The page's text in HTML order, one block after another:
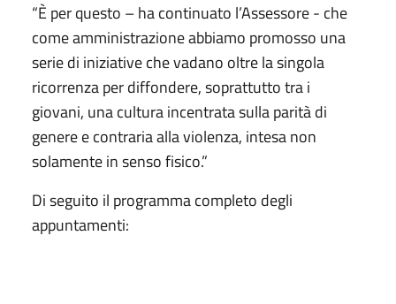
“È per questo – ha continuato l’Assessore - che
come amministrazione abbiamo promosso una
serie di iniziative che vadano oltre la singola
ricorrenza per diffondere, soprattutto tra i
giovani, una cultura incentrata sulla parità di
genere e contraria alla violenza, intesa non
solamente in senso fisico.”
Di seguito il programma completo degli
appuntamenti: